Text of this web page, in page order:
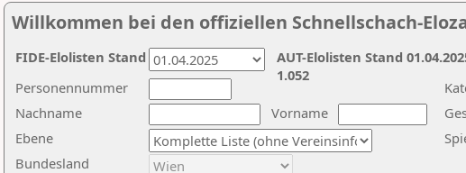
Willkommen bei den offiziellen Schnellschach-
Nachname
Vorname
Ebene
Personennummer
Bundesland
AUT-Elolisten Stand
1.052
FIDE-Elolisten Stand